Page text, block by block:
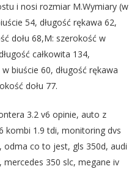
i nosi rozmiar M.Wymiary (w
54, długość rękawa 62,
dołu 68,M: szerokość w
całkowita 134,
biuście 60, długość rękawa
dołu 77.
3.2 v6 opinie, auto z
kombi 1.9 tdi, monitoring dvs
co to jest, gls 350d, audi
350 slc, megane iv